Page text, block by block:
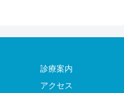
診療案内
アクセス